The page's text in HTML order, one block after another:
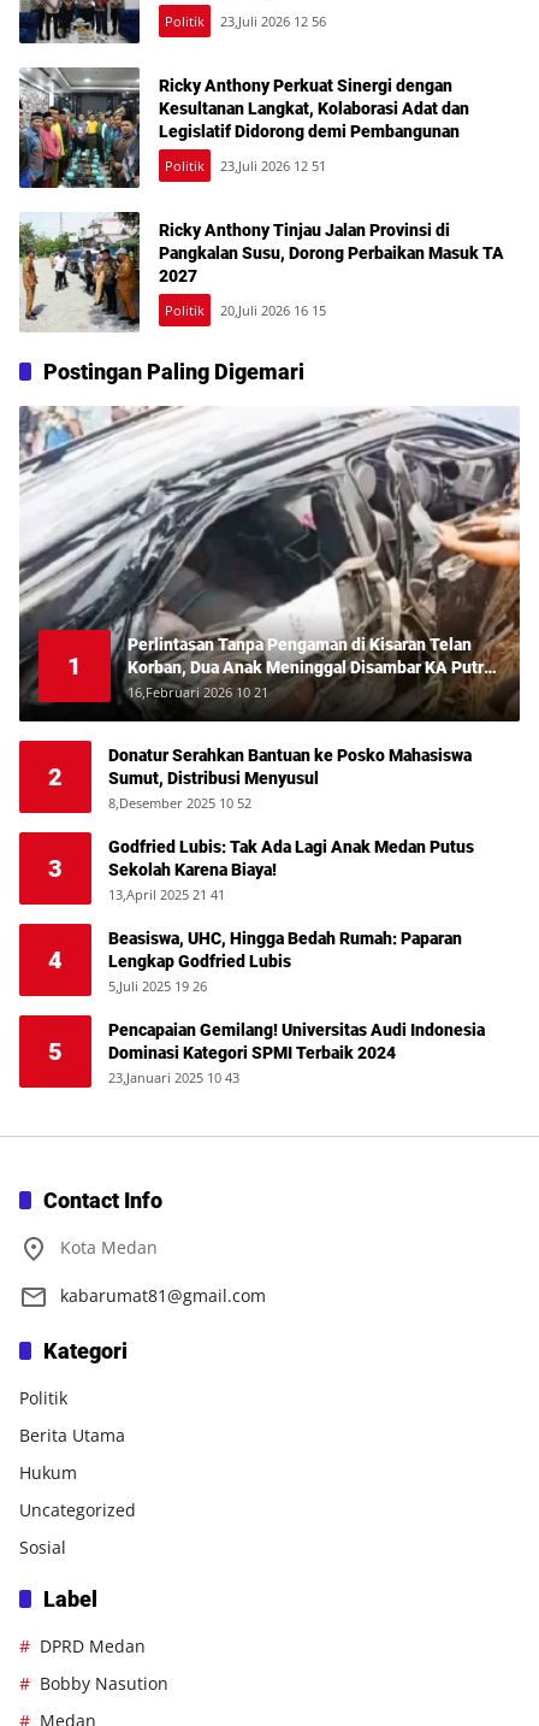
Politik 23,Juli 2026 12 56
Ricky Anthony Perkuat Sinergi dengan
Kesultanan Langkat, Kolaborasi Adat dan
Legislatif Didorong demi Pembangunan
Politik 23,Juli 2026 12 51
Ricky Anthony Tinjau Jalan Provinsi di
Pangkalan Susu, Dorong Perbaikan Masuk TA
2027
Politik 20,Juli 2026 16 15
Postingan Paling Digemari
1
Perlintasan Tanpa Pengaman di Kisaran Telan
Korban, Dua Anak Meninggal Disambar KA Putri
Deli
16,Februari 2026 10 21
2
Donatur Serahkan Bantuan ke Posko Mahasiswa
Sumut, Distribusi Menyusul
8,Desember 2025 10 52
3
Godfried Lubis: Tak Ada Lagi Anak Medan Putus
Sekolah Karena Biaya!
13,April 2025 21 41
4
Beasiswa, UHC, Hingga Bedah Rumah: Paparan
Lengkap Godfried Lubis
5,Juli 2025 19 26
5
Pencapaian Gemilang! Universitas Audi Indonesia
Dominasi Kategori SPMI Terbaik 2024
23,Januari 2025 10 43
Contact Info
Kota Medan
kabarumat81@gmail.com
Kategori
Politik
Berita Utama
Hukum
Uncategorized
Sosial
Label
DPRD Medan
Bobby Nasution
Medan